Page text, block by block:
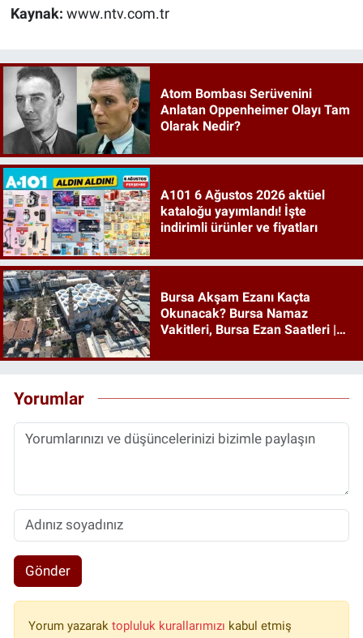
Kaynak: www.ntv.com.tr
Atom Bombası Serüvenini
Anlatan Oppenheimer Olayı Tam
Olarak Nedir?
A101 6 Ağustos 2026 aktüel
kataloğu yayımlandı! İşte
indirimli ürünler ve fiyatları
Bursa Akşam Ezanı Kaçta
Okunacak? Bursa Namaz
Vakitleri, Bursa Ezan Saatleri |
Yorumlar
Gönder
Yorum yazarak topluluk kurallarımızı kabul etmiş